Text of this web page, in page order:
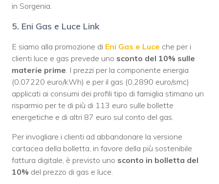
in Sorgenia.
5. Eni Gas e Luce Link
E siamo alla promozione di Eni Gas e Luce che per i
clienti luce e gas prevede uno sconto del 10% sulle
materie prime. I prezzi per la componente energia
(0,07220 euro/kWh) e per il gas (0,2890 euro/smc)
applicati ai consumi dei profili tipo di famiglia stimano un
risparmio per te di più di 113 euro sulle bollette
energetiche e di altri 87 euro sul conto del gas.
Per invogliare i clienti ad abbandonare la versione
cartacea della bolletta, in favore della più sostenibile
fattura digitale, è previsto uno sconto in bolletta del
10% del prezzo di gas e luce.